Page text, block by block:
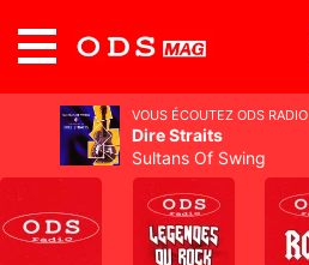
VOUS ÉCOUTEZ ODS RADIO
Dire Straits
Sultans Of Swing